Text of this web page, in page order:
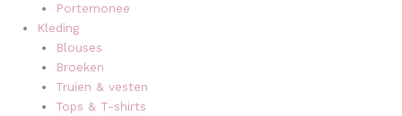
Portemonee
Kleding
Blouses
Broeken
Truien & vesten
Tops & T-shirts